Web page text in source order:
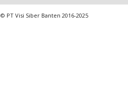
© PT Visi Siber Banten 2016-2025